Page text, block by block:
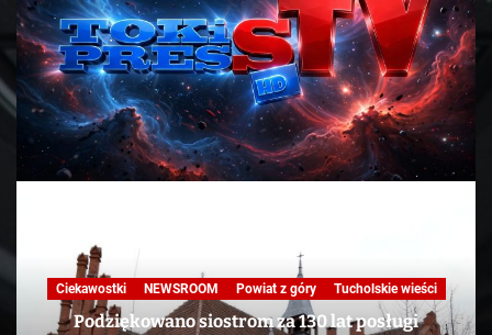
Nasza praca NEWSROOM Powiat z góry
Skandale
Telewizja
Tucholskie wieści TV